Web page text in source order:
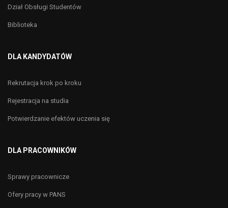
Dział Obsługi Studentów
Biblioteka
DLA KANDYDATÓW
Rekrutacja krok po kroku
Rejestracja na studia
Potwierdzanie efektów uczenia się
DLA PRACOWNIKÓW
Sprawy pracownicze
Ofery pracy w PANS